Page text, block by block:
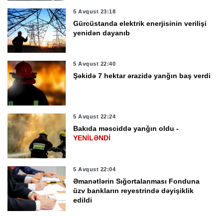
5 Avqust 23:18
Gürcüstanda elektrik enerjisinin verilişi
yenidən dayanıb
5 Avqust 22:40
Şəkidə 7 hektar ərazidə yanğın baş verdi
5 Avqust 22:24
Bakıda məsciddə yanğın oldu -
YENİLƏNDİ
5 Avqust 22:04
Əmanətlərin Sığortalanması Fonduna
üzv bankların reyestrində dəyişiklik
edildi